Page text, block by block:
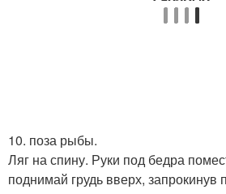
10. поза рыбы.
Ляг на спину. Руки под бедра
поднимай грудь вверх, запрокинув